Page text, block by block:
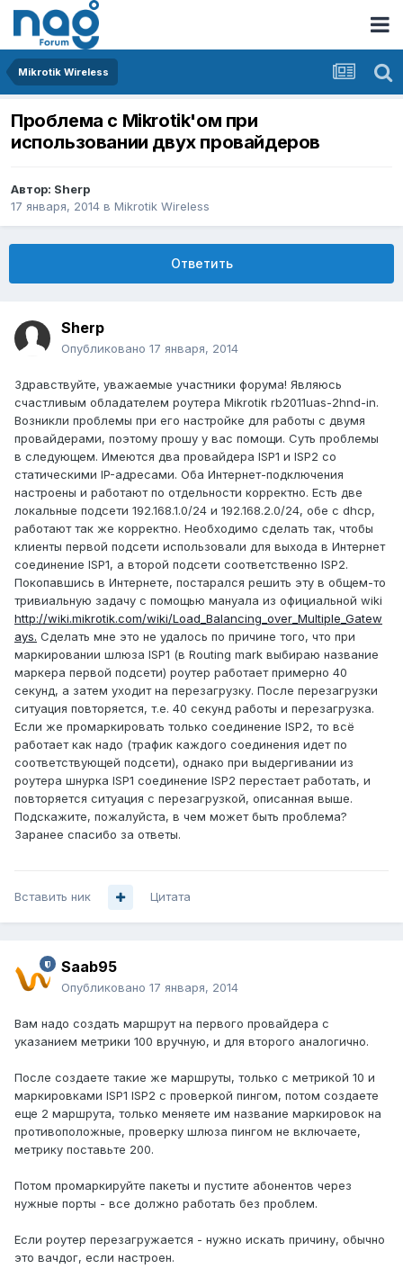
Mikrotik Wireless
Проблема с Mikrotik'ом при
использовании двух провайдеров
Автор: Sherp
17 января, 2014 в Mikrotik Wireless
Ответить
Sherp
Опубликовано 17 января, 2014
Здравствуйте, уважаемые участники форума! Являюсь
счастливым обладателем роутера Mikrotik rb2011uas-2hnd-in.
Возникли проблемы при его настройке для работы с двумя
провайдерами, поэтому прошу у вас помощи. Суть проблемы
в следующем. Имеются два провайдера ISP1 и ISP2 со
статическими IP-адресами. Оба Интернет-подключения
настроены и работают по отдельности корректно. Есть две
локальные подсети 192.168.1.0/24 и 192.168.2.0/24, обе с dhcp,
работают так же корректно. Необходимо сделать так, чтобы
клиенты первой подсети использовали для выхода в Интернет
соединение ISP1, а второй подсети соответственно ISP2.
Покопавшись в Интернете, постарался решить эту в общем-то
тривиальную задачу с помощью мануала из официальной wiki
http://wiki.mikrotik.com/wiki/Load_Balancing_over_Multiple_Gatew
ays. Сделать мне это не удалось по причине того, что при
маркировании шлюза ISP1 (в Routing mark выбираю название
маркера первой подсети) роутер работает примерно 40
секунд, а затем уходит на перезагрузку. После перезагрузки
ситуация повторяется, т.е. 40 секунд работы и перезагрузка.
Если же промаркировать только соединение ISP2, то всё
работает как надо (трафик каждого соединения идет по
соответствующей подсети), однако при выдергивании из
роутера шнурка ISP1 соединение ISP2 перестает работать, и
повторяется ситуация с перезагрузкой, описанная выше.
Подскажите, пожалуйста, в чем может быть проблема?
Заранее спасибо за ответы.
Вставить ник Цитата
Saab95
Опубликовано 17 января, 2014
Вам надо создать маршрут на первого провайдера с
указанием метрики 100 вручную, и для второго аналогично.
После создаете такие же маршруты, только с метрикой 10 и
маркировками ISP1 ISP2 с проверкой пингом, потом создаете
еще 2 маршрута, только меняете им название маркировок на
противоположные, проверку шлюза пингом не включаете,
метрику поставьте 200.
Потом промаркируйте пакеты и пустите абонентов через
нужные порты - все должно работать без проблем.
Если роутер перезагружается - нужно искать причину, обычно
это вачдог, если настроен.